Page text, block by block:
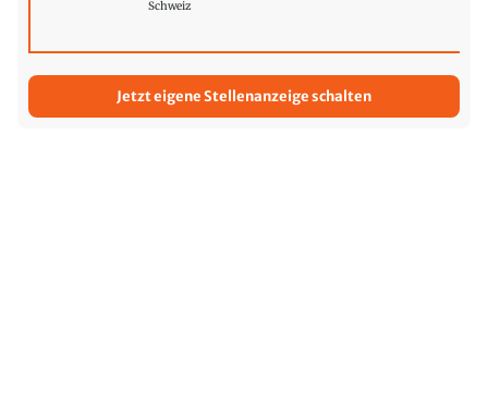
Schweiz
Jetzt eigene Stellenanzeige schalten